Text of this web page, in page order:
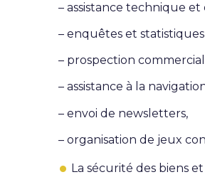
– assistance technique et
– enquêtes et
– prospection
– assistance à la
– envoi de newsletters,
– organisation de jeux
La sécurité des biens